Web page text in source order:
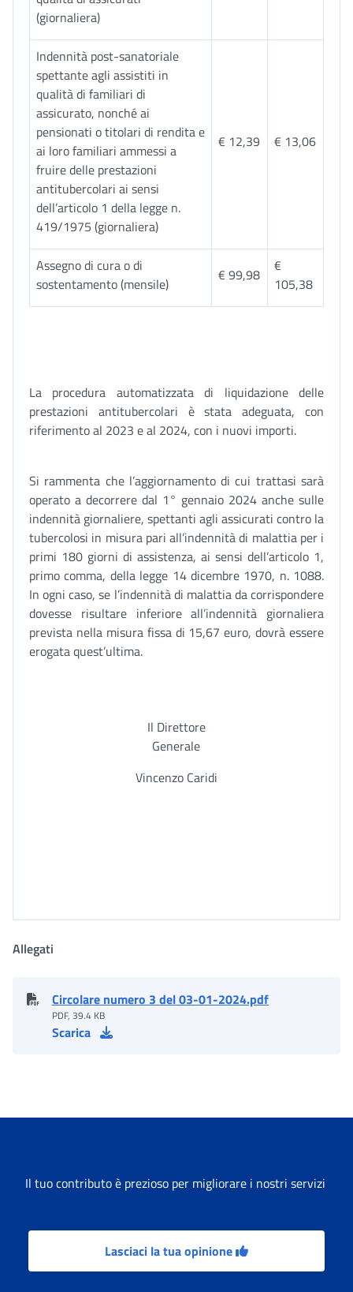
(giornaliera)
Indennità post-sanatoriale
spettante agli assistiti in
qualità di familiari di
assicurato, nonché ai
pensionati o titolari di rendita e
ai loro familiari ammessi a
fruire delle prestazioni
antitubercolari ai sensi
dell’articolo 1 della legge n.
419/1975 (giornaliera)
€ 12,39 € 13,06
Assegno di cura o di
sostentamento (mensile)
€ 99,98
€
105,38
La procedura automatizzata di liquidazione delle
prestazioni antitubercolari è stata adeguata, con
riferimento al 2023 e al 2024, con i nuovi importi.
Si rammenta che l’aggiornamento di cui trattasi sarà
operato a decorrere dal 1° gennaio 2024 anche sulle
indennità giornaliere, spettanti agli assicurati contro la
tubercolosi in misura pari all’indennità di malattia per i
primi 180 giorni di assistenza, ai sensi dell’articolo 1,
primo comma, della legge 14 dicembre 1970, n. 1088.
In ogni caso, se l’indennità di malattia da corrispondere
dovesse risultare inferiore all’indennità giornaliera
prevista nella misura fissa di 15,67 euro, dovrà essere
erogata quest’ultima.
Il Direttore
Generale
Vincenzo Caridi
Allegati
Circolare numero 3 del 03-01-2024.pdf
PDF, 39.4 KB
Scarica
Il tuo contributo è prezioso per migliorare i nostri servizi
Lasciaci la tua opinione